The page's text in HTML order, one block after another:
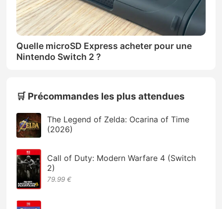
Quelle microSD Express acheter pour une
Nintendo Switch 2 ?
🛒 Précommandes les plus attendues
The Legend of Zelda: Ocarina of Time
(2026)
Call of Duty: Modern Warfare 4 (Switch
2)
79.99 €